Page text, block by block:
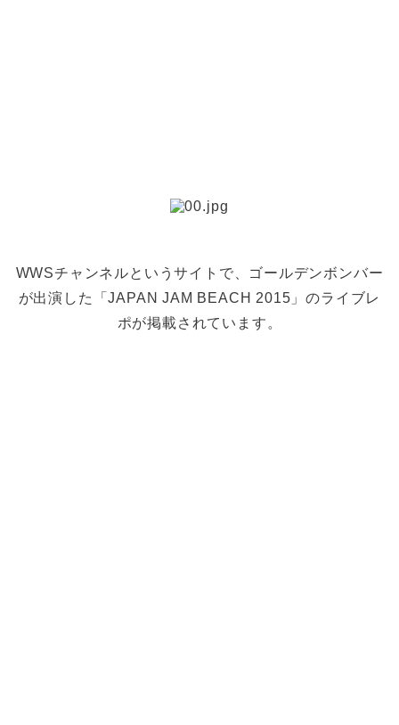
WWSチャンネルというサイトで、ゴールデンボンバー
が出演した「JAPAN JAM BEACH 2015」のライブレ
ポが掲載されています。